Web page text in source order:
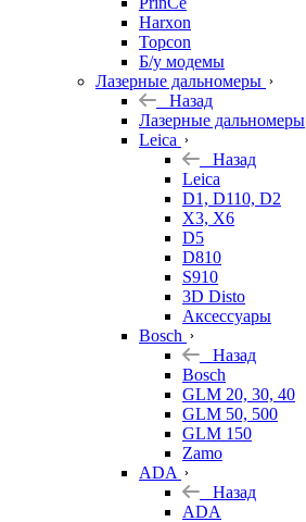
Harxon
Topcon
Б/у модемы
Лазерные дальномеры
Назад
Лазерные дальномеры
Leica
Назад
Leica
D1, D110, D2
X3, X6
D5
D810
S910
3D Disto
Аксессуары
Bosch
Назад
Bosch
GLM 20, 30, 40
GLM 50, 500
GLM 150
Zamo
ADA
Назад
ADA